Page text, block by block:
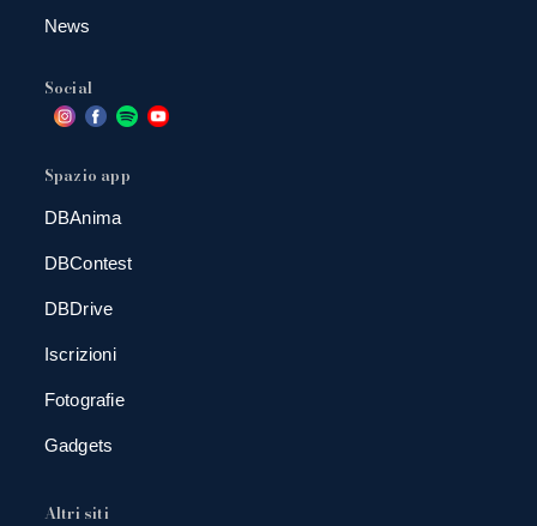
News
Social
Spazio app
DBAnima
DBContest
DBDrive
Iscrizioni
Fotografie
Gadgets
Altri siti